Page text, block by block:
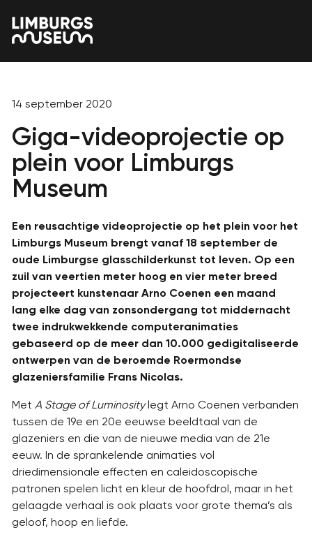
14 september 2020
Giga-videoprojectie op
plein voor Limburgs
Museum
Een reusachtige videoprojectie op het plein voor het
Limburgs Museum brengt vanaf 18 september de
oude Limburgse glasschilderkunst tot leven. Op een
zuil van veertien meter hoog en vier meter breed
projecteert kunstenaar Arno Coenen een maand
lang elke dag van zonsondergang tot middernacht
twee indrukwekkende computeranimaties
gebaseerd op de meer dan 10.000 gedigitaliseerde
ontwerpen van de beroemde Roermondse
glazeniersfamilie Frans Nicolas.
Met A Stage of Luminositylegt Arno Coenen verbanden
tussen de 19e en 20e eeuwse beeldtaal van de
glazeniers en die van de nieuwe media van de 21e
eeuw. In de sprankelende animaties vol
driedimensionale effecten en caleidoscopische
patronen spelen licht en kleur de hoofdrol, maar in het
gelaagde verhaal is ook plaats voor grote thema’s als
geloof, hoop en liefde.